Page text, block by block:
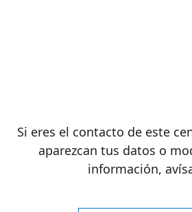
Si eres el contacto de este
aparezcan tus datos o
información,